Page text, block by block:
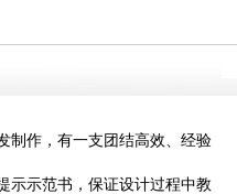
制作，有一支团结高效、经验
示示范书，保证设计过程中教